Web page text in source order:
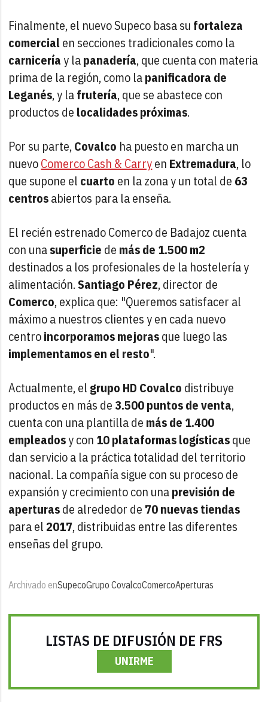
Finalmente, el nuevo Supeco basa su fortaleza
comercialen secciones tradicionales como la
carniceríay lapanadería, que cuenta con materia
prima de la región, como lapanificadora de
Leganés, y lafrutería, que se abastece con
productos de localidades próximas.
Por su parte,Covalco ha puesto en marcha un
nuevoComerco Cash & Carryen Extremadura, lo
que supone el cuarto en la zona y un total de 63
centrosabiertos para la enseña.
El recién estrenado Comerco de Badajoz cuenta
con unasuperficie de más de 1.500 m2
destinados a los profesionales de la hostelería y
alimentación.Santiago Pérez, director de
Comerco, explica que: "Queremos satisfacer al
máximo a nuestros clientes y en cada nuevo
centroincorporamos mejorasque luego las
implementamos en el resto".
Actualmente, el grupo HD Covalco distribuye
productos en más de3.500 puntos de venta,
cuenta con una plantilla de más de 1.400
empleadosy con 10 plataformas logísticasque
dan servicio a la práctica totalidad del territorio
nacional. La compañía sigue con su proceso de
expansión y crecimiento con unaprevisión de
aperturasde alrededor de 70 nuevas tiendas
para el2017, distribuidas entre las diferentes
enseñas del grupo.
Archivado enSupecoGrupo CovalcoComercoAperturas
LISTAS DE DIFUSIÓN DE FRS
UNIRME